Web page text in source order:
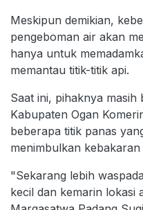
Meskipun demikian,
pengeboman air akan
hanya untuk
memantau titik-titik api.
Saat ini, pihaknya masih
Kabupaten Ogan
beberapa titik panas
menimbulkan
"Sekarang lebih
kecil dan kemarin lokasi